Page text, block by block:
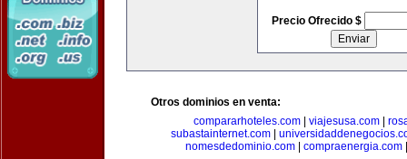
Precio Ofrecido $
Otros dominios en venta:
compararhoteles.com| viajesusa.com|
subastainternet.com|
nomesdedominio.com| compraenergia.com